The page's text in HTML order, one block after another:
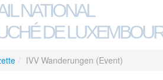
NATIONAL
DE
/ IVV Wanderungen (Event)